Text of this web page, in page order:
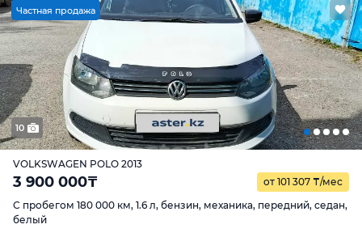
Частная продажа
10
VOLKSWAGEN POLO 2013
3 900 000₸ от 101 307 ₸/мес
С пробегом 180 000 км, 1.6 л, бензин, механика, передний, седан,
белый